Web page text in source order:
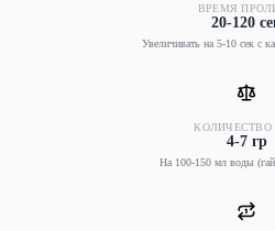
ВРЕМЯ
20-120
Увеличивать на 5-10 сек с
КОЛИЧЕСТВО
4-7 гр
На 100-150 мл воды